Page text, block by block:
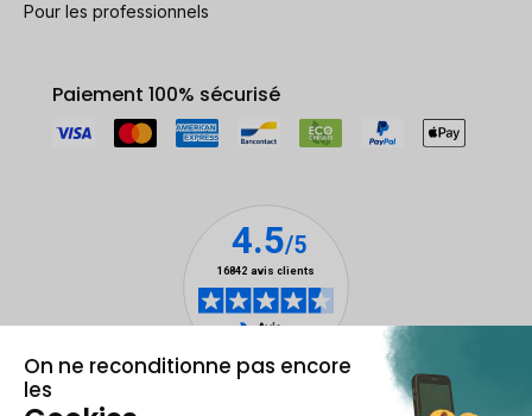
Pour les professionnels
Paiement 100% sécurisé